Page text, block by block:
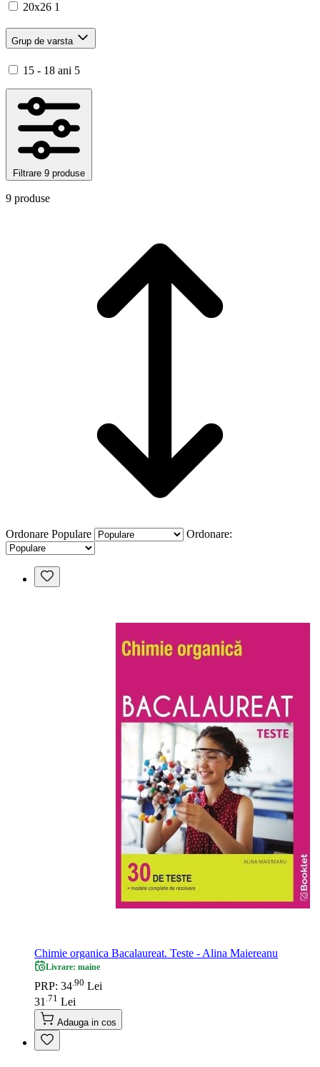
20x26 1
Grup de varsta
15 - 18 ani 5
Filtrare 9 produse
9 produse
Ordonare Populare Ordonare:
Chimie organica Bacalaureat. Teste - Alina Maiereanu
Livrare: maine
PRP: 34 90 Lei
31 71 Lei
Adauga in cos